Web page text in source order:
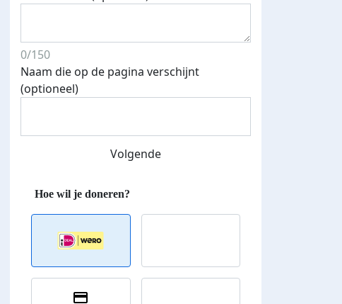
Streefbedrag verhoogd
0/150
Naam die op de pagina verschijnt
(optioneel)
Volgende